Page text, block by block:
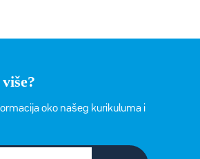
oko našeg kurikuluma i